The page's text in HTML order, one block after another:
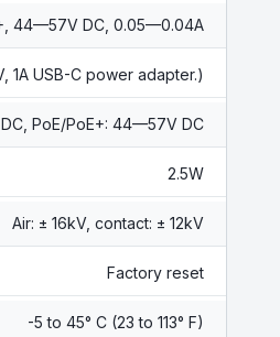
44—57V DC, 0.05—0.04A
USB-C power adapter.)
PoE/PoE+: 44—57V DC
2.5W
Air: ± 16kV, contact: ± 12kV
Factory reset
-5 to 45° C (23 to 113° F)